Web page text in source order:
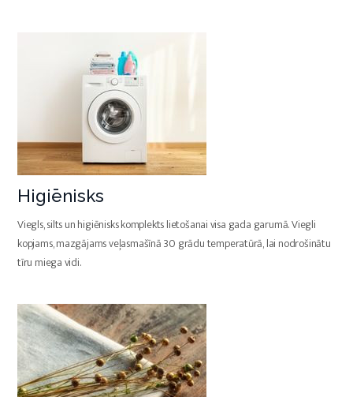
Higiēnisks
Viegls, silts un higiēnisks komplekts lietošanai visa gada garumā. Viegli
kopjams, mazgājams veļasmašīnā 30 grādu temperatūrā, lai nodrošinātu
tīru miega vidi.